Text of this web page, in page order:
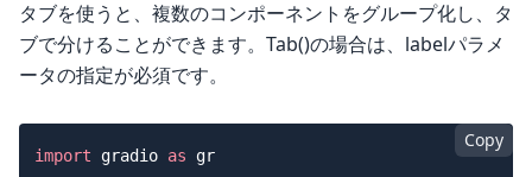
タブを使うと、複数のコンポーネントをグループ化し、タ
ブで分けることができます。Tab()の場合は、labelパラメ
ータの指定が必須です。
Copy
import gradio as gr